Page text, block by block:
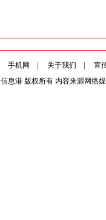
手机网 | 关于我们 |宣
息港 版权所有 内容来源网络